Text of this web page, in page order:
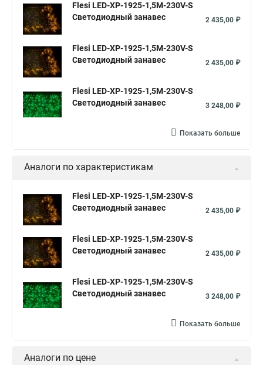
Flesi LED-XP-1925-1,5M-230V-S
Светодиодный занавес
2 435,00 ₽
Flesi LED-XP-1925-1,5M-230V-S
Светодиодный занавес
2 435,00 ₽
Flesi LED-XP-1925-1,5M-230V-S
Светодиодный занавес
3 248,00 ₽
Показать больше
Аналоги по характеристикам
Flesi LED-XP-1925-1,5M-230V-S
Светодиодный занавес
2 435,00 ₽
Flesi LED-XP-1925-1,5M-230V-S
Светодиодный занавес
2 435,00 ₽
Flesi LED-XP-1925-1,5M-230V-S
Светодиодный занавес
3 248,00 ₽
Показать больше
Аналоги по цене